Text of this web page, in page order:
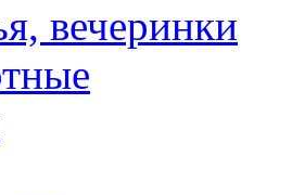
вечеринки